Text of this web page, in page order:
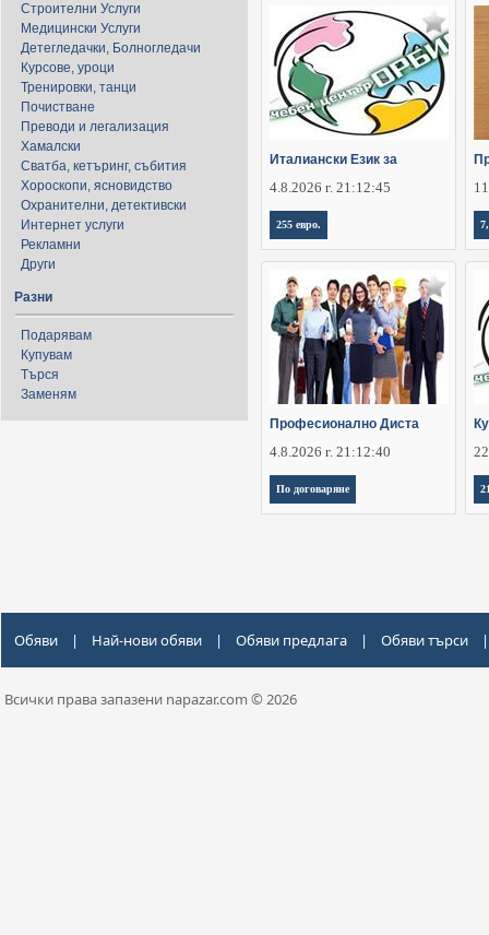
Строителни Услуги
Медицински Услуги
Детегледачки, Болногледачи
Курсове, уроци
Тренировки, танци
Почистване
Преводи и легализация
Хамалски
Сватба, кетъринг, събития
Хороскопи, ясновидство
Охранителни, детективски
Интернет услуги
Рекламни
Други
Разни
Подарявам
Купувам
Търся
Заменям
Италиански Език за
4.8.2026 г. 21:12:45
255 евро.
Професионално Диста
4.8.2026 г. 21:12:40
По договаряне
Обяви | Най-нови обяви | Обяви предлага | Обяви търси |
Всички права запазени napazar.com © 2026